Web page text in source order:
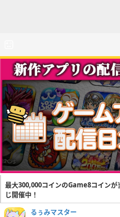
最大300,000コインのGame8コイン
じ開催中！
るぅみマスター